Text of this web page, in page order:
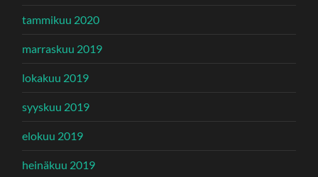
tammikuu 2020
marraskuu 2019
lokakuu 2019
syyskuu 2019
elokuu 2019
heinäkuu 2019